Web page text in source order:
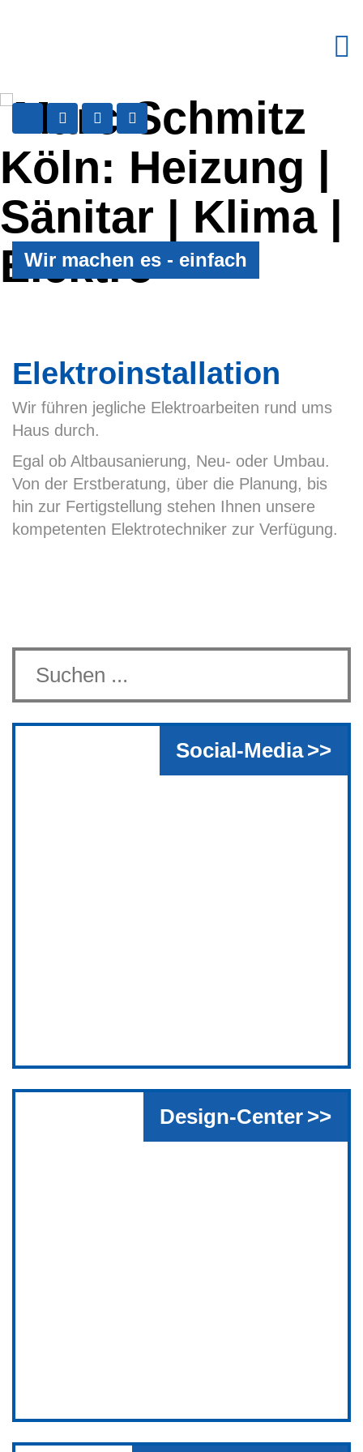
Wir machen es - einfach
Elektroinstallation
Wir führen jegliche Elektroarbeiten rund ums
Haus durch.
Egal ob Altbausanierung, Neu- oder Umbau.
Von der Erstberatung, über die Planung, bis
hin zur Fertigstellung stehen Ihnen unsere
kompetenten Elektrotechniker zur Verfügung.
Social-Media
Design-Center